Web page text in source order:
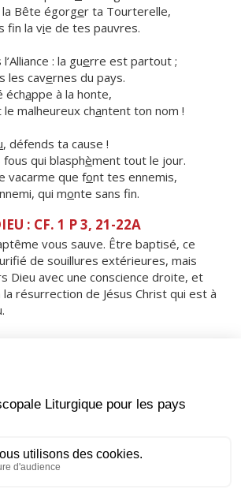
la Bête égorger ta Tourterelle,
fin la vie de tes pauvres.
: la guerre est partout ;
les cavernes du pays.
échappe à la honte,
malheureux chantent ton nom !
, défends ta cause !
qui blasphèment tout le jour.
vacarme que font tes ennemis,
qui monte sans fin.
: CF. 1 P 3, 21-22A
vous sauve. Être baptisé, ce
de souillures extérieures, mais
Dieu avec une conscience droite, et
résurrection de Jésus Christ qui est à
remplis de joie, alléluia,
alléluia.
ton Royaume à ceux qui renaissent
de leurs fautes, ils ne rendent vaine